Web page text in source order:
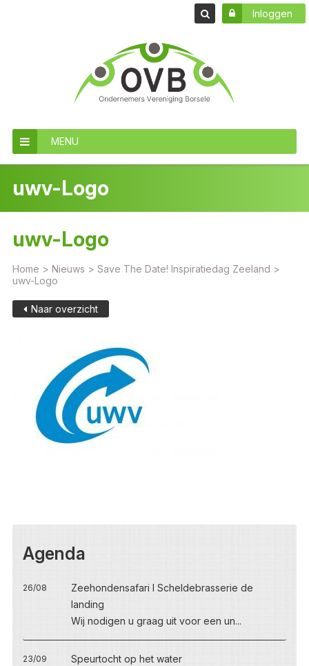
Inloggen
MENU
uwv-Logo
uwv-Logo
Home > Nieuws > Save The Date! Inspiratiedag Zeeland >
uwv-Logo
Naar overzicht
Agenda
26/08
Zeehondensafari I Scheldebrasserie de
landing
Wij nodigen u graag uit voor een un...
23/09
Speurtocht op het water